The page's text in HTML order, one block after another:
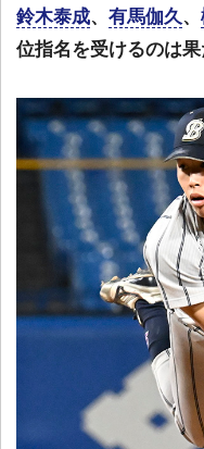
鈴木泰成、 有馬伽久、
位指名を受けるのは